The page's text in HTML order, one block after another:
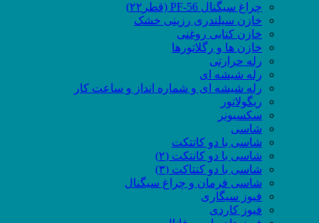
چراغ سیگنال PF-56 (قطر۲۲)
خازن سیلندری رزینی خشک
خازن کتابی روغنی
خازن ها و رگلاتورها
رله حرارتی
رله شیشه ای
رله شیشه ای و شماره انداز و ساعت کار
ریگولاتور
سکسیونر
شاسی
شاسی با دو کاتتکت
شاسی با دو کانتکت (۲)
شاسی با دو کنتاکت (۳)
شاسی فرمان و چراغ سیگنال
فیوز سیگاری
فیوز کاردی